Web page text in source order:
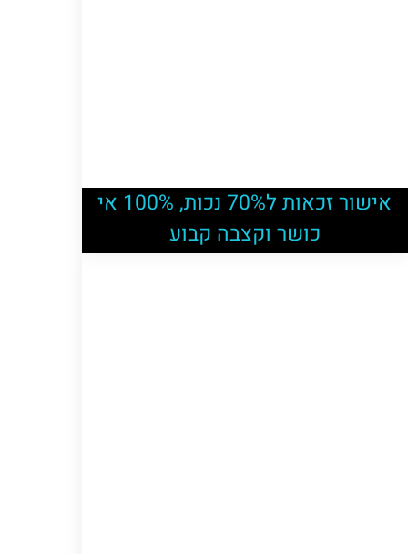
אישור זכאות ל70% נכות, 100% אי
כושר וקצבה קבוע